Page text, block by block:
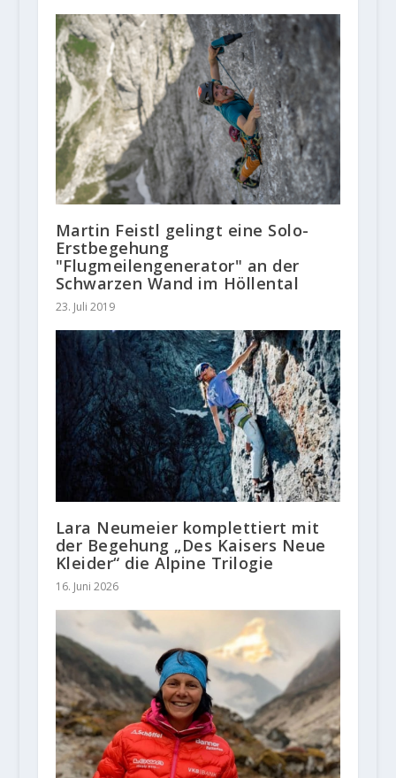
Martin Feistl gelingt eine Solo-
Erstbegehung
"Flugmeilengenerator" an der
Schwarzen Wand im Höllental
23. Juli 2019
Lara Neumeier komplettiert mit
der Begehung „Des Kaisers Neue
Kleider“ die Alpine Trilogie
16. Juni 2026